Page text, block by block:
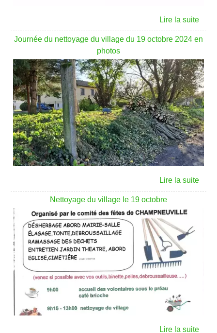
Journée du nettoyage du village du 19 octobre 2024 en
photos
Nettoyage du village le 19 octobre